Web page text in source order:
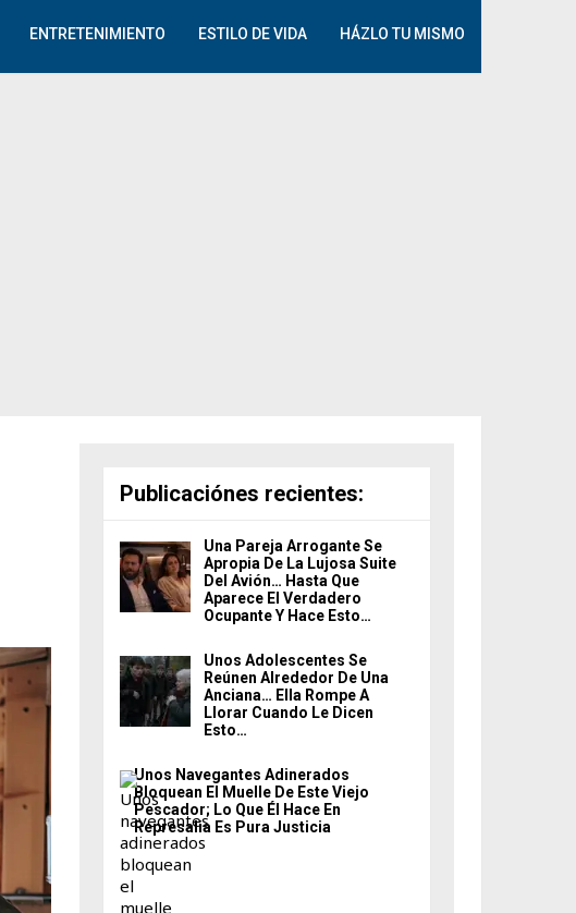
ENTRETENIMIENTO ESTILO DE VIDA HÁZLO TU MISMO
Publicaciónes recientes:
Una Pareja Arrogante Se
Apropia De La Lujosa Suite
Del Avión… Hasta Que
Aparece El Verdadero
Ocupante Y Hace Esto…
Unos Adolescentes Se
Reúnen Alrededor De Una
Anciana… Ella Rompe A
Llorar Cuando Le Dicen
Esto…
Unos Navegantes Adinerados
Bloquean El Muelle De Este Viejo
Pescador; Lo Que Él Hace En
Represalia Es Pura Justicia